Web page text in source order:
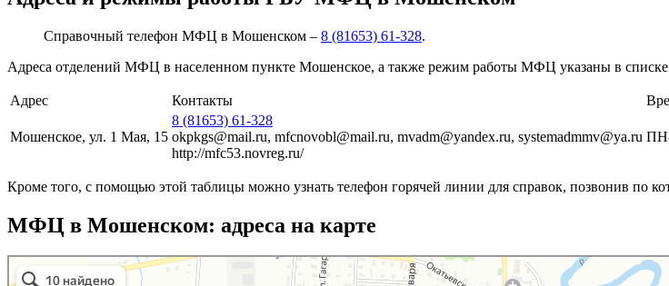
Справочный телефон МФЦ в Мошенском – 8 (81653) 61-328.
Адреса отделений МФЦ в населенном пункте Мошенское, а также режим работы МФЦ указаны в
Адрес Контакты
Мошенское, ул. 1 Мая, 15
8 (81653) 61-328
okpkgs@mail.ru, mfcnovobl@mail.ru, mvadm@yandex.ru, systemadmmv@ya.ru
http://mfc53.novreg.ru/
Кроме того, с помощью этой таблицы можно узнать телефон горячей линии для справок, позвонив по
МФЦ в Мошенском: адреса на карте